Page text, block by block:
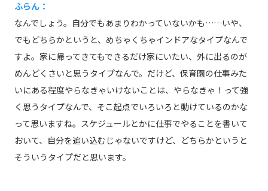
ふらん：
なんでしょう。自分でもあまりわかっていないかも……いや、
でもどちらかというと、めちゃくちゃインドアなタイプなんで
すよ。家に帰ってきてもできるだけ家にいたい、外に出るのが
めんどくさいと思うタイプなんで。だけど、保育園の仕事みた
いにある程度やらなきゃいけないことは、やらなきゃ！って強
く思うタイプなんで、そこ起点でいろいろと動けているのかな
って思いますね。スケジュールとかに仕事でやることを書いて
おいて、自分を追い込むじゃないですけど、どちらかというと
そういうタイプだと思います。